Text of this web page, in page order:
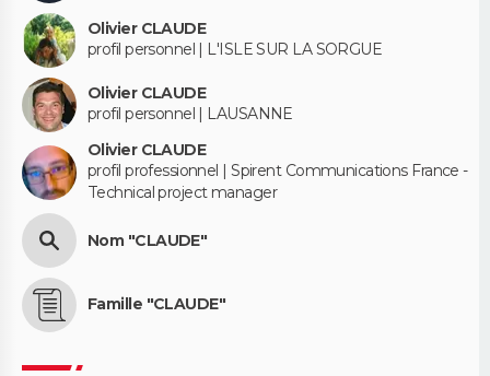
Olivier CLAUDE
profil personnel | L'ISLE SUR LA SORGUE
Olivier CLAUDE
profil personnel | LAUSANNE
Olivier CLAUDE
profil professionnel | Spirent Communications France -
Technical project manager
Nom "CLAUDE"
Famille "CLAUDE"